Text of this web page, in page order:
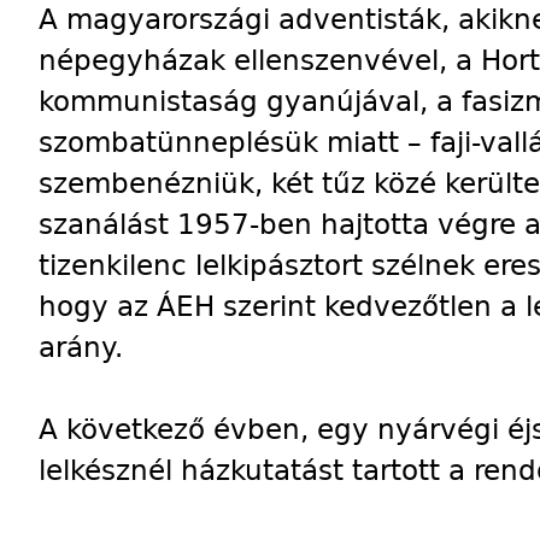
A magyarországi adventisták,
népegyházak ellenszenvével, a
kommunistaság gyanújával, a
szombatünneplésük miatt – faji-
szembenézniük, két tűz közé
szanálást 1957-ben hajtotta végre
tizenkilenc lelkipásztort szélnek
hogy az ÁEH szerint kedvezőtlen a
arány.
A következő évben, egy nyárvégi
lelkésznél házkutatást tartott a